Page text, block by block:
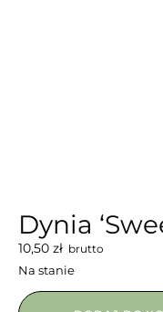
Dynia
10,50 zł brutto
Na stanie